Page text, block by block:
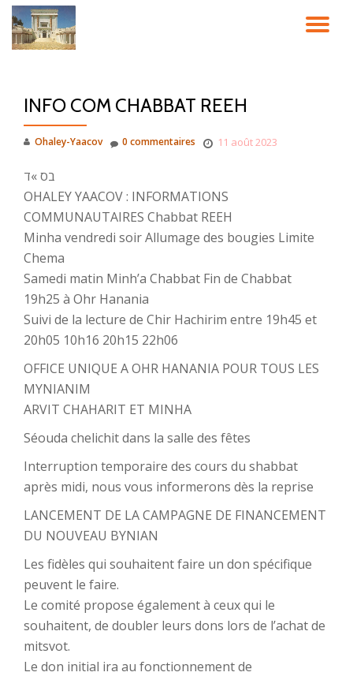
Aller
INFO COM CHABBAT REEH
Ohaley-Yaacov 11 août 2023
0 commentaires
בס »ד
OHALEY YAACOV : INFORMATIONS
COMMUNAUTAIRES Chabbat REEH
Minha vendredi soir Allumage des bougies Limite
Chema
Samedi matin Minh’a Chabbat Fin de Chabbat
19h25 à Ohr Hanania
Suivi de la lecture de Chir Hachirim entre 19h45 et
20h05 10h16 20h15 22h06
OFFICE UNIQUE A OHR HANANIA POUR TOUS LES
MYNIANIM
ARVIT CHAHARIT ET MINHA
Séouda chelichit dans la salle des fêtes
Interruption temporaire des cours du shabbat
après midi, nous vous informerons dès la reprise
LANCEMENT DE LA CAMPAGNE DE FINANCEMENT
DU NOUVEAU BYNIAN
Les fidèles qui souhaitent faire un don spécifique
peuvent le faire.
Le comité propose également à ceux qui le
souhaitent, de doubler leurs dons lors de l’achat de
mitsvot.
Le don initial ira au fonctionnement de